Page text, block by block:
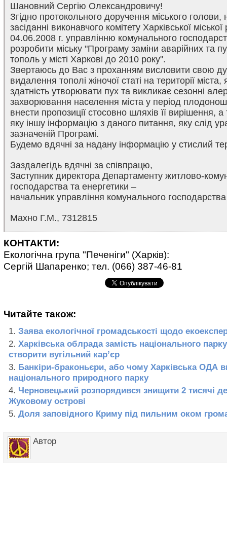
Шановний Сергію Олександровичу!
Згідно протокольного доручення міського голови,
засіданні виконавчого комітету Харківської
04.06.2008 г. управлінню комунального
розробити міську "Програму заміни аварійних та
тополь у місті Харкові до 2010 року".
Звертаюсь до Вас з проханням висловити свою
видалення тополі жіночої статі на території міста,
здатність утворювати пух та викликає сезонні
захворювання населення міста у період
внести пропозиції стосовно шляхів її вирішення,
яку іншу інформацію з даного питання, яку слід
зазначеній Програмі.
Будемо вдячні за надану інформацію у стислий
Заздалегідь вдячні за співпрацю,
Заступник директора Департаменту житлово-
господарства та енергетики –
начальник управління комунального
Махно Г.М., 7312815
КОНТАКТИ:
Екологічна група "Печеніги" (Харків):
Сергій Шапаренко; тел. (066) 387-46-81
Читайте також:
Заява екологічної громадськості щодо
Харківська облрада замість національного
створити вугільний кар’єр
Банкіри-браконьєри, або чому Харківська ОДА
національного природного парку
Черновецький розпорядився знищити 2 тисячі
Жуковому острові
Доля заповідного Криму під пильним оком
Автор